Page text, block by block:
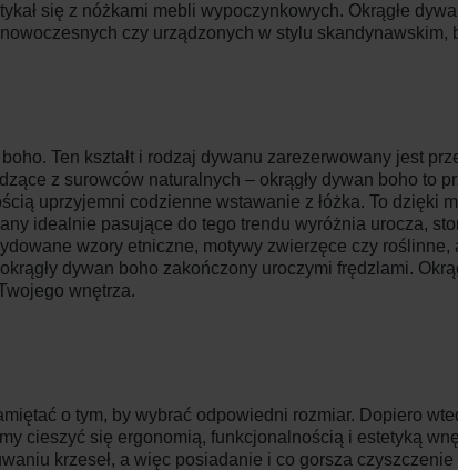
się z nóżkami mebli wypoczynkowych. Okrągłe
czy urządzonych w stylu skandynawskim,
Ten kształt i rodzaj dywanu zarezerwowany jest
z surowców naturalnych – okrągły dywan boho to
uprzyjemni codzienne wstawanie z łóżka. To dzięki
idealnie pasujące do tego trendu wyróżnia urocza,
wzory etniczne, motywy zwierzęce czy
dywan boho zakończony uroczymi frędzlami.
wnętrza.
o tym, by wybrać odpowiedni rozmiar. Dopiero
cieszyć się ergonomią, funkcjonalnością i estetyką
krzeseł, a więc posiadanie i co gorsza